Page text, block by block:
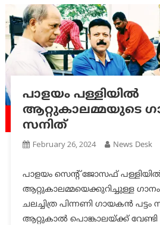
പാളയം പള്ളിയില്‍
ആറ്റുകാലമ്മയുടെ
സനിത്
February 26, 2024 News Desk
പാളയം സെന്റ്‌ ജോസഫ്
ആറ്റുകാലമ്മയെക്കുറിച്ചുള്ള
ചലച്ചിത്ര പിന്നണി ഗായകന്‍
ആറ്റുകാല്‍ പൊങ്കാലയ്ക്ക്